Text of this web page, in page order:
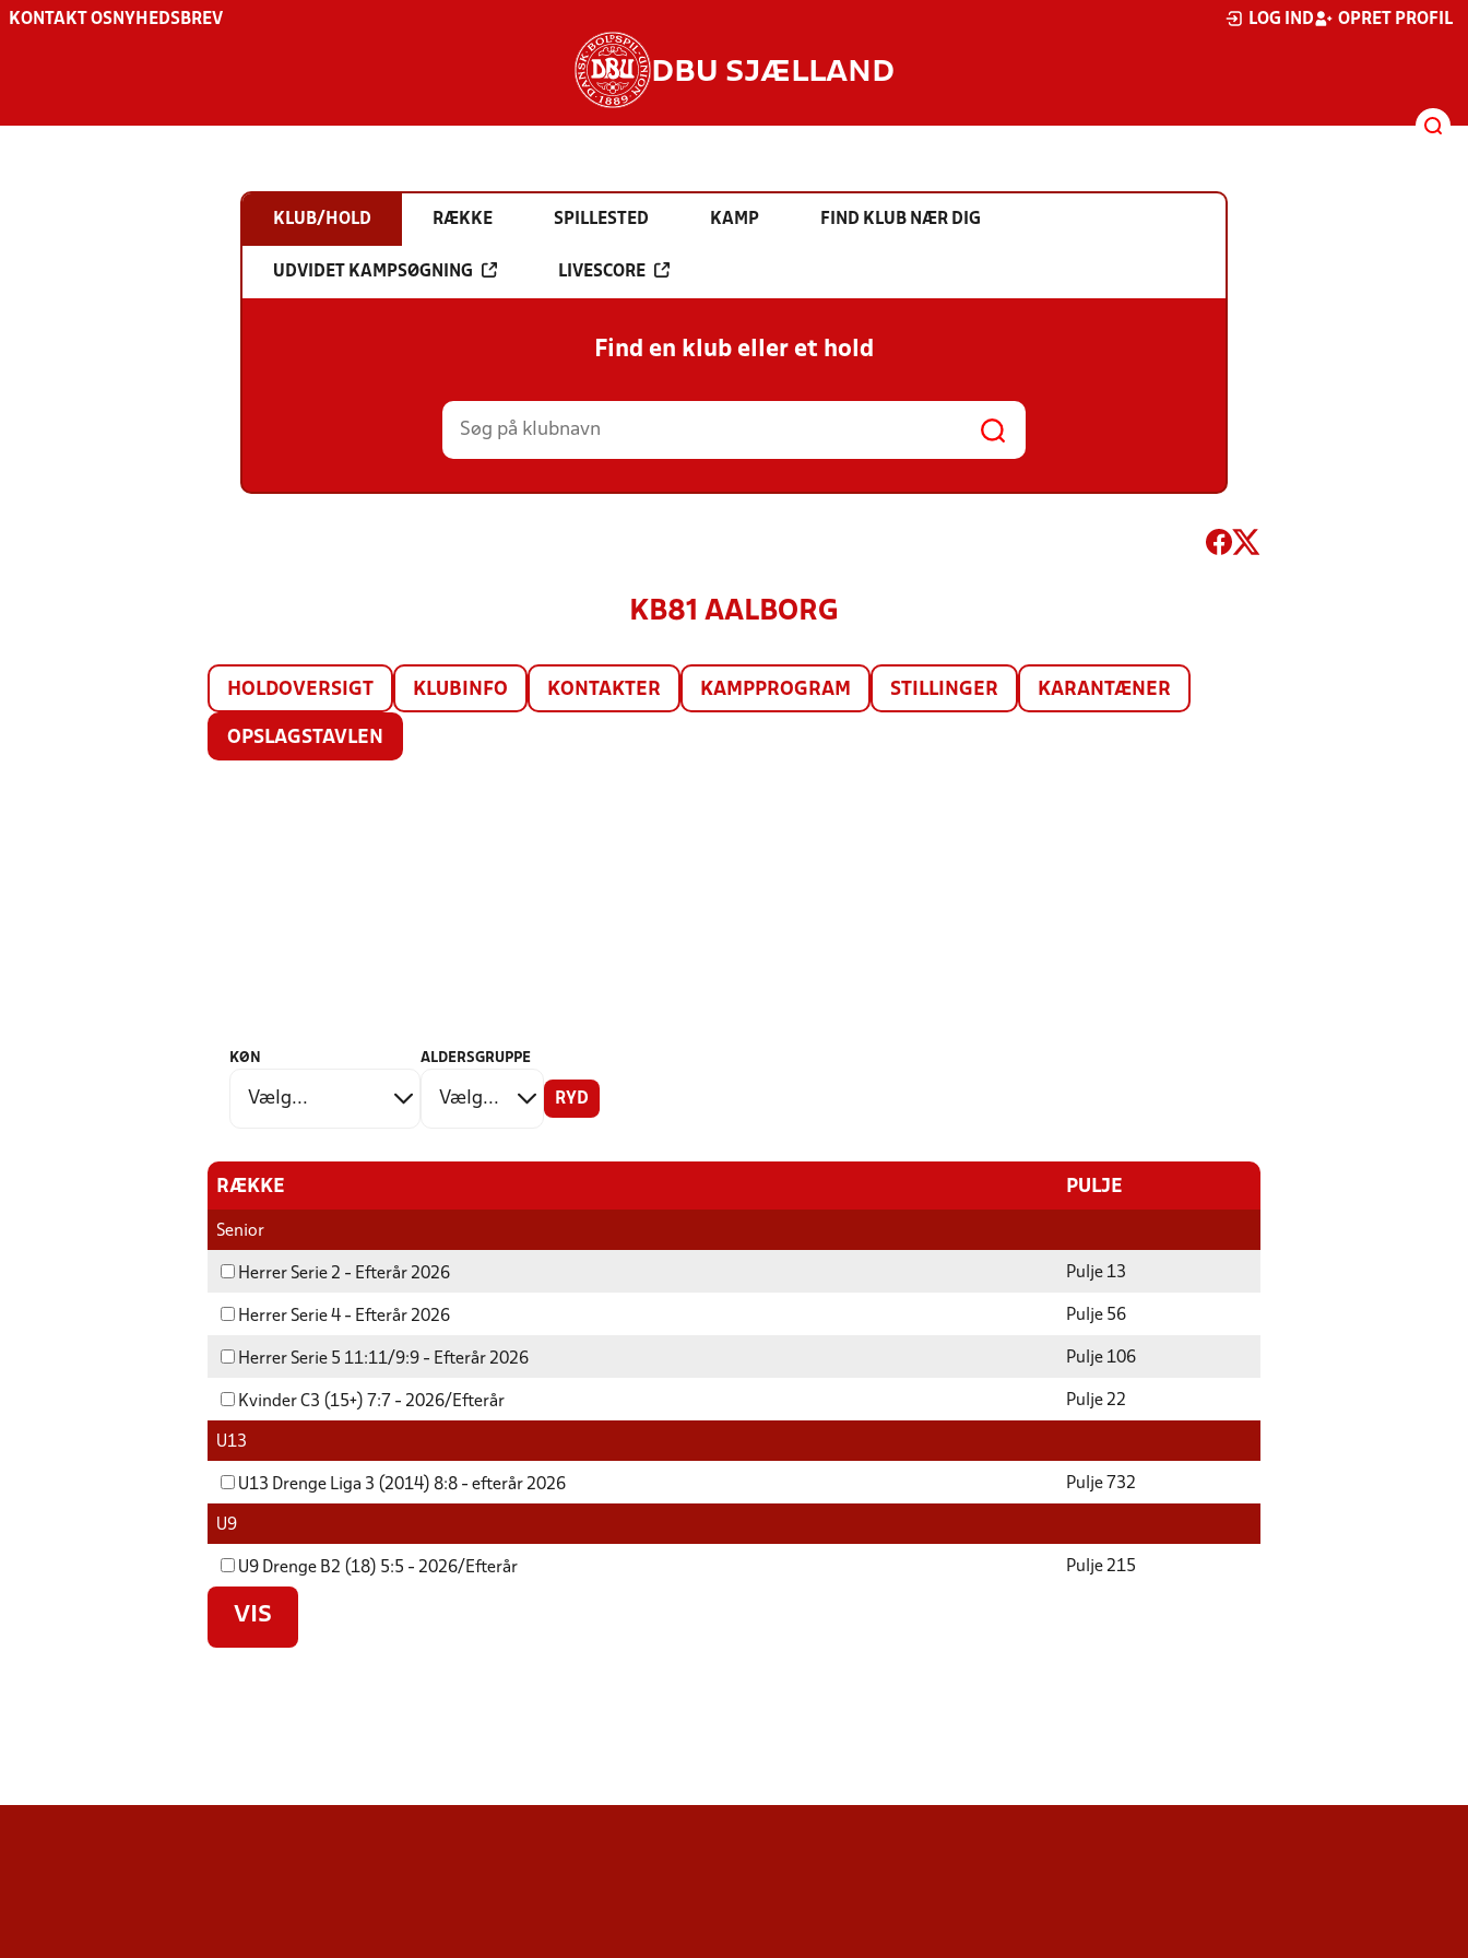
KONTAKT OS NYHEDSBREV LOG IND OPRET PROFIL
DBU SJÆLLAND
KLUB/HOLD RÆKKE SPILLESTED KAMP FIND KLUB NÆR DIG
UDVIDET KAMPSØGNING LIVESCORE
Find en klub eller et hold
KB81 AALBORG
HOLDOVERSIGT KLUBINFO KONTAKTER KAMPPROGRAM STILLINGER KARANTÆNER
OPSLAGSTAVLEN
KØN ALDERSGRUPPE
RYD
RÆKKE PULJE
Senior
Herrer Serie 2 - Efterår 2026 Pulje 13
Herrer Serie 4 - Efterår 2026 Pulje 56
Herrer Serie 5 11:11/9:9 - Efterår 2026 Pulje 106
Kvinder C3 (15+) 7:7 - 2026/Efterår Pulje 22
U13
U13 Drenge Liga 3 (2014) 8:8 - efterår 2026 Pulje 732
U9
U9 Drenge B2 (18) 5:5 - 2026/Efterår Pulje 215
VIS